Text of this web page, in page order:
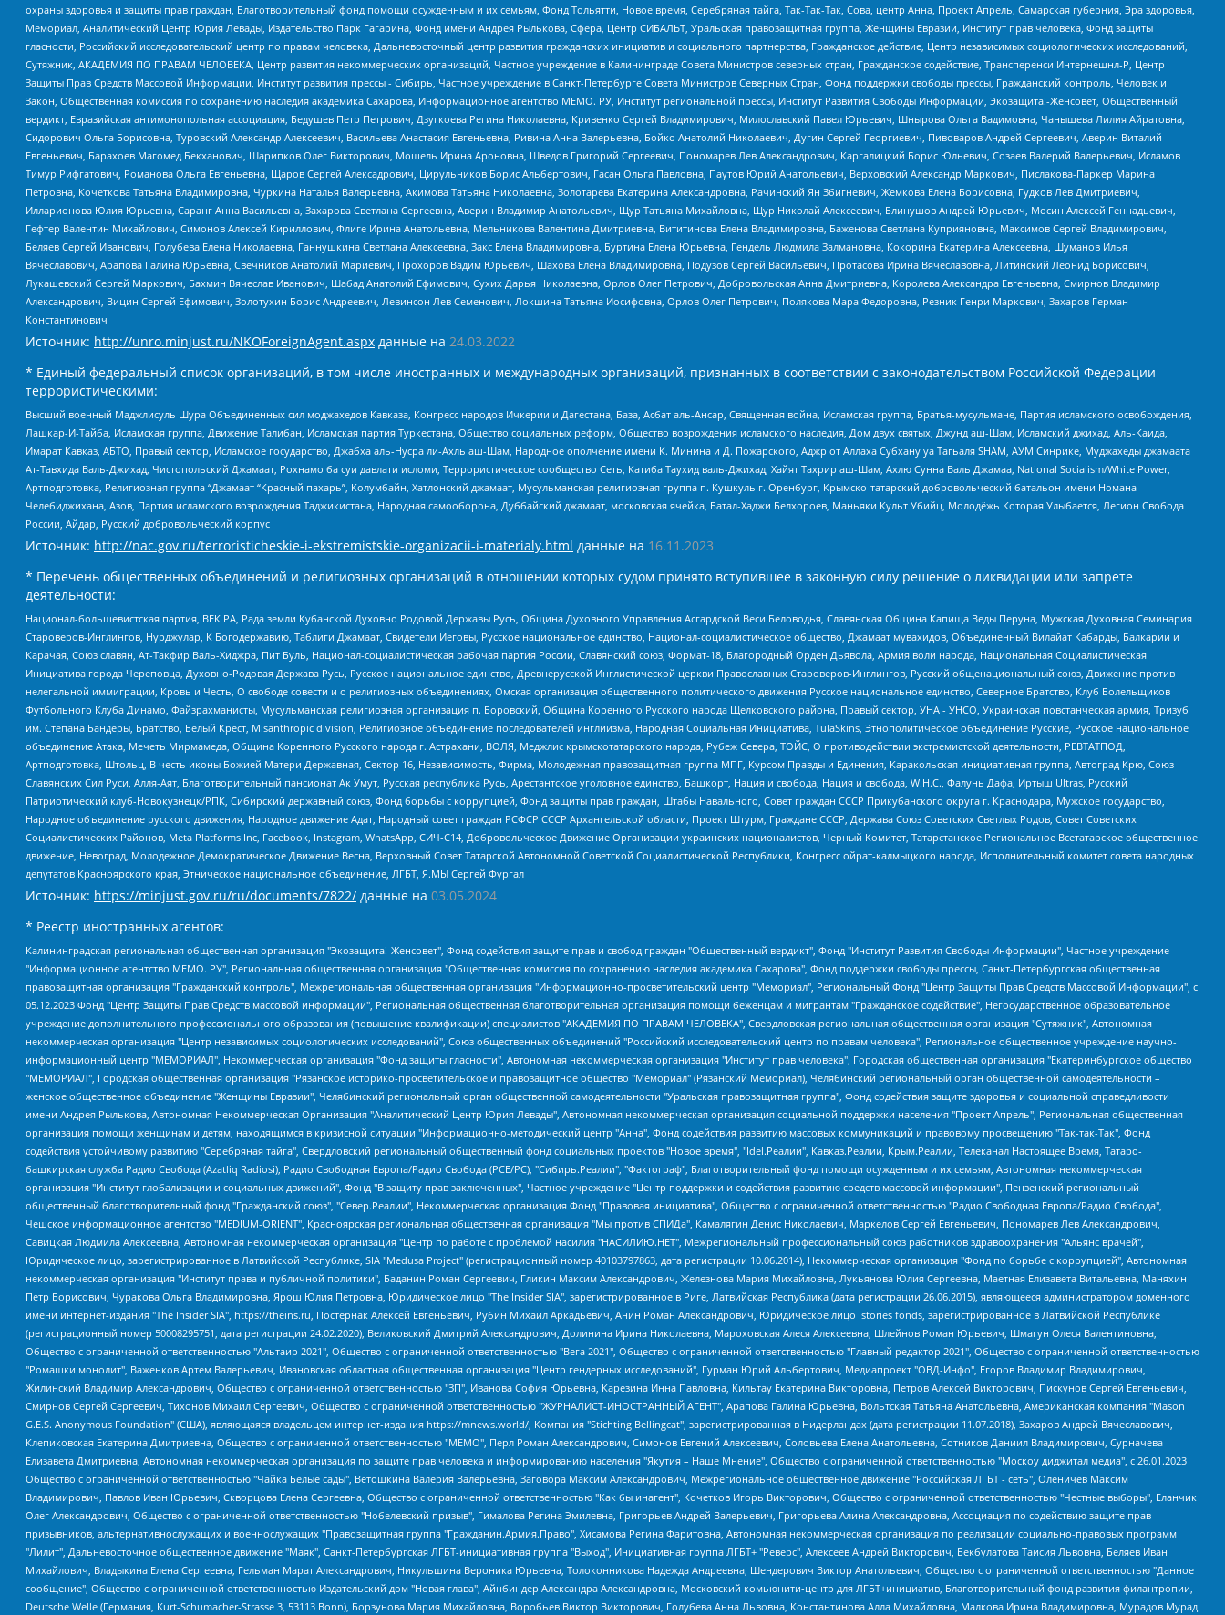
охраны здоровья и защиты прав граждан, Благотворительный фонд помощи осужденным и их семьям, Фонд Тольятти, Новое время, Серебряная тайга, Так-Так-Так, Сова, центр Анна, Проект Апрель, Самарская губерния, Эра здоровья,
Мемориал, Аналитический Центр Юрия Левады, Издательство Парк Гагарина, Фонд имени Андрея Рылькова, Сфера, Центр СИБАЛЬТ, Уральская правозащитная группа, Женщины Евразии, Институт прав человека, Фонд защиты
гласности, Российский исследовательский центр по правам человека, Дальневосточный центр развития гражданских инициатив и социального партнерства, Гражданское действие, Центр независимых социологических исследований,
Сутяжник, АКАДЕМИЯ ПО ПРАВАМ ЧЕЛОВЕКА, Центр развития некоммерческих организаций, Частное учреждение в Калининграде Совета Министров северных стран, Гражданское содействие, Трансперенси Интернешнл-Р, Центр
Защиты Прав Средств Массовой Информации, Институт развития прессы - Сибирь, Частное учреждение в Санкт-Петербурге Совета Министров Северных Стран, Фонд поддержки свободы прессы, Гражданский контроль, Человек и
Закон, Общественная комиссия по сохранению наследия академика Сахарова, Информационное агентство МЕМО. РУ, Институт региональной прессы, Институт Развития Свободы Информации, Экозащита!-Женсовет, Общественный
вердикт, Евразийская антимонопольная ассоциация, Бедушев Петр Петрович, Дзугкоева Регина Николаевна, Кривенко Сергей Владимирович, Милославский Павел Юрьевич, Шнырова Ольга Вадимовна, Чанышева Лилия Айратовна,
Сидорович Ольга Борисовна, Туровский Александр Алексеевич, Васильева Анастасия Евгеньевна, Ривина Анна Валерьевна, Бойко Анатолий Николаевич, Дугин Сергей Георгиевич, Пивоваров Андрей Сергеевич, Аверин Виталий
Евгеньевич, Барахоев Магомед Бекханович, Шарипков Олег Викторович, Мошель Ирина Ароновна, Шведов Григорий Сергеевич, Пономарев Лев Александрович, Каргалицкий Борис Юльевич, Созаев Валерий Валерьевич, Исламов
Тимур Рифгатович, Романова Ольга Евгеньевна, Щаров Сергей Алексадрович, Цирульников Борис Альбертович, Гасан Ольга Павловна, Паутов Юрий Анатольевич, Верховский Александр Маркович, Пислакова-Паркер Марина
Петровна, Кочеткова Татьяна Владимировна, Чуркина Наталья Валерьевна, Акимова Татьяна Николаевна, Золотарева Екатерина Александровна, Рачинский Ян Збигневич, Жемкова Елена Борисовна, Гудков Лев Дмитриевич,
Илларионова Юлия Юрьевна, Саранг Анна Васильевна, Захарова Светлана Сергеевна, Аверин Владимир Анатольевич, Щур Татьяна Михайловна, Щур Николай Алексеевич, Блинушов Андрей Юрьевич, Мосин Алексей Геннадьевич,
Гефтер Валентин Михайлович, Симонов Алексей Кириллович, Флиге Ирина Анатольевна, Мельникова Валентина Дмитриевна, Вититинова Елена Владимировна, Баженова Светлана Куприяновна, Максимов Сергей Владимирович,
Беляев Сергей Иванович, Голубева Елена Николаевна, Ганнушкина Светлана Алексеевна, Закс Елена Владимировна, Буртина Елена Юрьевна, Гендель Людмила Залмановна, Кокорина Екатерина Алексеевна, Шуманов Илья
Вячеславович, Арапова Галина Юрьевна, Свечников Анатолий Мариевич, Прохоров Вадим Юрьевич, Шахова Елена Владимировна, Подузов Сергей Васильевич, Протасова Ирина Вячеславовна, Литинский Леонид Борисович,
Лукашевский Сергей Маркович, Бахмин Вячеслав Иванович, Шабад Анатолий Ефимович, Сухих Дарья Николаевна, Орлов Олег Петрович, Добровольская Анна Дмитриевна, Королева Александра Евгеньевна, Смирнов Владимир
Александрович, Вицин Сергей Ефимович, Золотухин Борис Андреевич, Левинсон Лев Семенович, Локшина Татьяна Иосифовна, Орлов Олег Петрович, Полякова Мара Федоровна, Резник Генри Маркович, Захаров Герман
Константинович
Источник: http://unro.minjust.ru/NKOForeignAgent.aspx данные на 24.03.2022
* Единый федеральный список организаций, в том числе иностранных и международных организаций, признанных в соответствии с законодательством Российской Федерации
террористическими:
Высший военный Маджлисуль Шура Объединенных сил моджахедов Кавказа, Конгресс народов Ичкерии и Дагестана, База, Асбат аль-Ансар, Священная война, Исламская группа, Братья-мусульмане, Партия исламского освобождения,
Лашкар-И-Тайба, Исламская группа, Движение Талибан, Исламская партия Туркестана, Общество социальных реформ, Общество возрождения исламского наследия, Дом двух святых, Джунд аш-Шам, Исламский джихад, Аль-Каида,
Имарат Кавказ, АБТО, Правый сектор, Исламское государство, Джабха аль-Нусра ли-Ахль аш-Шам, Народное ополчение имени К. Минина и Д. Пожарского, Аджр от Аллаха Субхану уа Тагьаля SHAM, АУМ Синрике, Муджахеды джамаата
Ат-Тавхида Валь-Джихад, Чистопольский Джамаат, Рохнамо ба суи давлати исломи, Террористическое сообщество Сеть, Катиба Таухид валь-Джихад, Хайят Тахрир аш-Шам, Ахлю Сунна Валь Джамаа, National Socialism/White Power,
Артподготовка, Религиозная группа “Джамаат “Красный пахарь”, Колумбайн, Хатлонский джамаат, Мусульманская религиозная группа п. Кушкуль г. Оренбург, Крымско-татарский добровольческий батальон имени Номана
Челебиджихана, Азов, Партия исламского возрождения Таджикистана, Народная самооборона, Дуббайский джамаат, московская ячейка, Батал-Хаджи Белхороев, Маньяки Культ Убийц, Молодёжь Которая Улыбается, Легион Свобода
России, Айдар, Русский добровольческий корпус
Источник: http://nac.gov.ru/terroristicheskie-i-ekstremistskie-organizacii-i-materialy.html данные на 16.11.2023
* Перечень общественных объединений и религиозных организаций в отношении которых судом принято вступившее в законную силу решение о ликвидации или запрете
деятельности:
Национал-большевистская партия, ВЕК РА, Рада земли Кубанской Духовно Родовой Державы Русь, Община Духовного Управления Асгардской Веси Беловодья, Славянская Община Капища Веды Перуна, Мужская Духовная Семинария
Староверов-Инглингов, Нурджулар, К Богодержавию, Таблиги Джамаат, Свидетели Иеговы, Русское национальное единство, Национал-социалистическое общество, Джамаат мувахидов, Объединенный Вилайат Кабарды, Балкарии и
Карачая, Союз славян, Ат-Такфир Валь-Хиджра, Пит Буль, Национал-социалистическая рабочая партия России, Славянский союз, Формат-18, Благородный Орден Дьявола, Армия воли народа, Национальная Социалистическая
Инициатива города Череповца, Духовно-Родовая Держава Русь, Русское национальное единство, Древнерусской Инглистической церкви Православных Староверов-Инглингов, Русский общенациональный союз, Движение против
нелегальной иммиграции, Кровь и Честь, О свободе совести и о религиозных объединениях, Омская организация общественного политического движения Русское национальное единство, Северное Братство, Клуб Болельщиков
Футбольного Клуба Динамо, Файзрахманисты, Мусульманская религиозная организация п. Боровский, Община Коренного Русского народа Щелковского района, Правый сектор, УНА - УНСО, Украинская повстанческая армия, Тризуб
им. Степана Бандеры, Братство, Белый Крест, Misanthropic division, Религиозное объединение последователей инглиизма, Народная Социальная Инициатива, TulaSkins, Этнополитическое объединение Русские, Русское национальное
объединение Атака, Мечеть Мирмамеда, Община Коренного Русского народа г. Астрахани, ВОЛЯ, Меджлис крымскотатарского народа, Рубеж Севера, ТОЙС, О противодействии экстремистской деятельности, РЕВТАТПОД,
Артподготовка, Штольц, В честь иконы Божией Матери Державная, Сектор 16, Независимость, Фирма, Молодежная правозащитная группа МПГ, Курсом Правды и Единения, Каракольская инициативная группа, Автоград Крю, Союз
Славянских Сил Руси, Алля-Аят, Благотворительный пансионат Ак Умут, Русская республика Русь, Арестантское уголовное единство, Башкорт, Нация и свобода, Нация и свобода, W.H.С., Фалунь Дафа, Иртыш Ultras, Русский
Патриотический клуб-Новокузнецк/РПК, Сибирский державный союз, Фонд борьбы с коррупцией, Фонд защиты прав граждан, Штабы Навального, Совет граждан СССР Прикубанского округа г. Краснодара, Мужское государство,
Народное объединение русского движения, Народное движение Адат, Народный совет граждан РСФСР СССР Архангельской области, Проект Штурм, Граждане СССР, Держава Союз Советских Светлых Родов, Совет Советских
Социалистических Районов, Meta Platforms Inc, Facebook, Instagram, WhatsApp, СИЧ-С14, Добровольческое Движение Организации украинских националистов, Черный Комитет, Татарстанское Региональное Всетатарское общественное
движение, Невоград, Молодежное Демократическое Движение Весна, Верховный Совет Татарской Автономной Советской Социалистической Республики, Конгресс ойрат-калмыцкого народа, Исполнительный комитет совета народных
депутатов Красноярского края, Этническое национальное объединение, ЛГБТ, Я.МЫ Сергей Фургал
Источник: https://minjust.gov.ru/ru/documents/7822/ данные на 03.05.2024
* Реестр иностранных агентов:
Калининградская региональная общественная организация "Экозащита!-Женсовет", Фонд содействия защите прав и свобод граждан "Общественный вердикт", Фонд "Институт Развития Свободы Информации", Частное учреждение "Информационное агентство МЕМО. РУ", Региональная общественная организация "Общественная комиссия по сохранению наследия академика Сахарова", Фонд поддержки свободы прессы, Санкт-Петербургская общественная правозащитная организация "Гражданский контроль", Межрегиональная общественная организация "Информационно-просветительский центр "Мемориал", Региональный Фонд "Центр Защиты Прав Средств Массовой Информации", с 05.12.2023 Фонд "Центр Защиты Прав Средств массовой информации", Региональная общественная благотворительная организация помощи беженцам и мигрантам "Гражданское содействие", Негосударственное образовательное учреждение дополнительного профессионального образования (повышение квалификации) специалистов "АКАДЕМИЯ ПО ПРАВАМ ЧЕЛОВЕКА", Свердловская региональная общественная организация "Сутяжник", Автономная некоммерческая организация "Центр независимых социологических исследований", Союз общественных объединений "Российский исследовательский центр по правам человека", Региональное общественное учреждение научно-информационный центр "МЕМОРИАЛ", Некоммерческая организация "Фонд защиты гласности", Автономная некоммерческая организация "Институт прав человека", Городская общественная организация "Екатеринбургское общество "МЕМОРИАЛ", Городская общественная организация "Рязанское историко-просветительское и правозащитное общество "Мемориал" (Рязанский Мемориал), Челябинский региональный орган общественной самодеятельности – женское общественное объединение "Женщины Евразии", Челябинский региональный орган общественной самодеятельности "Уральская правозащитная группа", Фонд содействия защите здоровья и социальной справедливости имени Андрея Рылькова, Автономная Некоммерческая Организация "Аналитический Центр Юрия Левады", Автономная некоммерческая организация социальной поддержки населения "Проект Апрель", Региональная общественная организация помощи женщинам и детям, находящимся в кризисной ситуации "Информационно-методический центр "Анна", Фонд содействия развитию массовых коммуникаций и правовому просвещению "Так-так-Так", Фонд содействия устойчивому развитию "Серебряная тайга", Свердловский региональный общественный фонд социальных проектов "Новое время", "Idel.Реалии", Кавказ.Реалии, Крым.Реалии, Телеканал Настоящее Время, Татаро-башкирская служба Радио Свобода (Azatliq Radiosi), Радио Свободная Европа/Радио Свобода (PCE/PC), "Сибирь.Реалии", "Фактограф", Благотворительный фонд помощи осужденным и их семьям, Автономная некоммерческая организация "Институт глобализации и социальных движений", Фонд "В защиту прав заключенных", Частное учреждение "Центр поддержки и содействия развитию средств массовой информации", Пензенский региональный общественный благотворительный фонд "Гражданский союз", "Север.Реалии", Некоммерческая организация Фонд "Правовая инициатива", Общество с ограниченной ответственностью "Радио Свободная Европа/Радио Свобода", Чешское информационное агентство "MEDIUM-ORIENT", Красноярская региональная общественная организация "Мы против СПИДа", Камалягин Денис Николаевич, Маркелов Сергей Евгеньевич, Пономарев Лев Александрович, Савицкая Людмила Алексеевна, Автономная некоммерческая организация "Центр по работе с проблемой насилия "НАСИЛИЮ.НЕТ", Межрегиональный профессиональный союз работников здравоохранения "Альянс врачей", Юридическое лицо, зарегистрированное в Латвийской Республике, SIA "Medusa Project" (регистрационный номер 40103797863, дата регистрации 10.06.2014), Некоммерческая организация "Фонд по борьбе с коррупцией", Автономная некоммерческая организация "Институт права и публичной политики", Баданин Роман Сергеевич, Гликин Максим Александрович, Железнова Мария Михайловна, Лукьянова Юлия Сергеевна, Маетная Елизавета Витальевна, Маняхин Петр Борисович, Чуракова Ольга Владимировна, Ярош Юлия Петровна, Юридическое лицо "The Insider SIA", зарегистрированное в Риге, Латвийская Республика (дата регистрации 26.06.2015), являющееся администратором доменного имени интернет-издания "The Insider SIA", https://theins.ru, Постернак Алексей Евгеньевич, Рубин Михаил Аркадьевич, Анин Роман Александрович, Юридическое лицо Istories fonds, зарегистрированное в Латвийской Республике (регистрационный номер 50008295751, дата регистрации 24.02.2020), Великовский Дмитрий Александрович, Долинина Ирина Николаевна, Мароховская Алеся Алексеевна, Шлейнов Роман Юрьевич, Шмагун Олеся Валентиновна, Общество с ограниченной ответственностью "Альтаир 2021", Общество с ограниченной ответственностью "Вега 2021", Общество с ограниченной ответственностью "Главный редактор 2021", Общество с ограниченной ответственностью "Ромашки монолит", Важенков Артем Валерьевич, Ивановская областная общественная организация "Центр гендерных исследований", Гурман Юрий Альбертович, Медиапроект "ОВД-Инфо", Егоров Владимир Владимирович, Жилинский Владимир Александрович, Общество с ограниченной ответственностью "ЗП", Иванова София Юрьевна, Карезина Инна Павловна, Кильтау Екатерина Викторовна, Петров Алексей Викторович, Пискунов Сергей Евгеньевич, Смирнов Сергей Сергеевич, Тихонов Михаил Сергеевич, Общество с ограниченной ответственностью "ЖУРНАЛИСТ-ИНОСТРАННЫЙ АГЕНТ", Арапова Галина Юрьевна, Вольтская Татьяна Анатольевна, Американская компания "Mason G.E.S. Anonymous Foundation" (США), являющаяся владельцем интернет-издания https://mnews.world/, Компания "Stichting Bellingcat", зарегистрированная в Нидерландах (дата регистрации 11.07.2018), Захаров Андрей Вячеславович, Клепиковская Екатерина Дмитриевна, Общество с ограниченной ответственностью "МЕМО", Перл Роман Александрович, Симонов Евгений Алексеевич, Соловьева Елена Анатольевна, Сотников Даниил Владимирович, Сурначева Елизавета Дмитриевна, Автономная некоммерческая организация по защите прав человека и информированию населения "Якутия – Наше Мнение", Общество с ограниченной ответственностью "Москоу диджитал медиа", с 26.01.2023 Общество с ограниченной ответственностью "Чайка Белые сады", Ветошкина Валерия Валерьевна, Заговора Максим Александрович, Межрегиональное общественное движение "Российская ЛГБТ - сеть", Оленичев Максим Владимирович, Павлов Иван Юрьевич, Скворцова Елена Сергеевна, Общество с ограниченной ответственностью "Как бы инагент", Кочетков Игорь Викторович, Общество с ограниченной ответственностью "Честные выборы", Еланчик Олег Александрович, Общество с ограниченной ответственностью "Нобелевский призыв", Гималова Регина Эмилевна, Григорьев Андрей Валерьевич, Григорьева Алина Александровна, Ассоциация по содействию защите прав призывников, альтернативнослужащих и военнослужащих "Правозащитная группа "Гражданин.Армия.Право", Хисамова Регина Фаритовна, Автономная некоммерческая организация по реализации социально-правовых программ "Лилит", Дальневосточное общественное движение "Маяк", Санкт-Петербургская ЛГБТ-инициативная группа "Выход", Инициативная группа ЛГБТ+ "Реверс", Алексеев Андрей Викторович, Бекбулатова Таисия Львовна, Беляев Иван Михайлович, Владыкина Елена Сергеевна, Гельман Марат Александрович, Никульшина Вероника Юрьевна, Толоконникова Надежда Андреевна, Шендерович Виктор Анатольевич, Общество с ограниченной ответственностью "Данное сообщение", Общество с ограниченной ответственностью Издательский дом "Новая глава", Айнбиндер Александра Александровна, Московский комьюнити-центр для ЛГБТ+инициатив, Благотворительный фонд развития филантропии, Deutsche Welle (Германия, Kurt-Schumacher-Strasse 3, 53113 Bonn), Борзунова Мария Михайловна, Воробьев Виктор Викторович, Голубева Анна Львовна, Константинова Алла Михайловна, Малкова Ирина Владимировна, Мурадов Мурад Абдулгалимович, Осетинская Елизавета Николаевна, Понасенков Евгений Николаевич, Ганапольский Матвей Юрьевич, Киселев Евгений Алексеевич, Борухович Ирина Григорьевна, Дремин Иван Тимофеевич, Дубровский Дмитрий Викторович, Красноярская региональная общественная организация поддержки и развития альтернативных образовательных технологий и межкультурных коммуникаций "ИНТЕРРА", Маяковская Екатерина Алексеевна, Фейгин Марк Захарович, Филимонов Андрей Викторович, Дзугкоева Регина Николаевна, Доброхотов Роман Александрович, Дудь Юрий Александрович, Елкин Сергей Владимирович, Кругликов Кирилл Игоревич, Сабунаева Мария Леонидовна, Семенов Алексей Владимирович, Шаинян Карен Багратович, Шульман Екатерина Михайловна, Асафьев Артур Валерьевич, Вахштайн Виктор Семенович, Венедиктов Алексей Алексеевич, Лушникова Екатерина Евгеньевна, Волков Леонид Михайлович, Невзоров Александр Глебович, Пархоменко Сергей Борисович, Сироткин Ярослав Николаевич, Кара-Мурза Владимир Владимирович, Баранова Наталья Владимировна, Гозман Леонид Яковлевич, Кагарлицкий Борис Юльевич, Климарев Михаил Валерьевич, Милов Владимир Станиславович, Автономная некоммерческая организация Краснодарский центр современного искусства "Типография", Моргенштерн Алишер Тагирович, Соболь Любовь Эдуардовна, Общество с ограниченной ответственностью "ЛИЗА НОРМ", Каспаров Гарри Кимович, Ходорковский Михаил Борисович, Общество с ограниченной ответственностью "Апрельские тезисы", Данилович Ирина Брониславовна, Кашин Олег Владимирович, Петров Николай Владимирович, Пивоваров Алексей Владимирович, Соколов Михаил Владимирович, Цветкова Юлия Владимировна, Чичваркин Евгений Александрович, Комитет против пыток/Команда против пыток, Общество с ограниченной ответственностью "Первый научный", Общество с ограниченной ответственностью "Вертолет и ко", Белоцерковская Вероника Борисовна, Кац Максим Евгеньевич, Лазарева Татьяна Юрьевна, Шаведдинов Руслан Табризович, Яшин Илья Валерьевич, Общество с ограниченной ответственностью "Иноагент ААВ", Алешковский Дмитрий Петрович, Альбац Евгения Марковна, Быков Дмитрий Львович, Галямина Юлия Евгеньевна, Лойко Сергей Леонидович, Мартынов Кирилл Константинович, Медведев Сергей Александрович, Крашенинников Федор Геннадиевич, Гордеева Катерина Вл